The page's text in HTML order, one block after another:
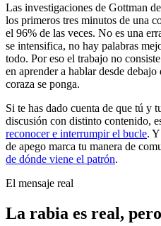
Las investigaciones de Gottman
los primeros tres minutos de una
el 96% de las veces. No es una
se intensifica, no hay palabras
todo. Por eso el trabajo no
en aprender a hablar desde
coraza se ponga.
Si te has dado cuenta de que tú y
discusión con distinto contenido,
reconocer e interrumpir el bucle.
de apego marca tu manera de
de dónde viene el patrón.
El mensaje real
La rabia es real,